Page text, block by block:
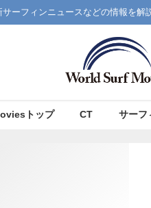
ーフィンニュースなどの情報を
トップ CT サーフ